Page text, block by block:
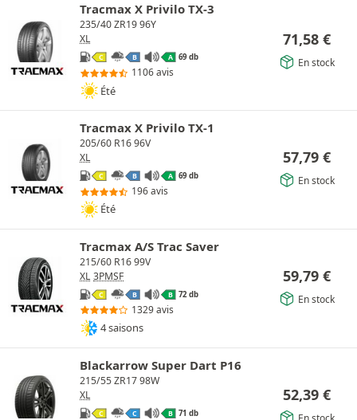
Tracmax X Privilo TX-3
235/40 ZR19 96Y
XL
C B A 69 db
1106 avis
Été
71,58 €
En stock
Tracmax X Privilo TX-1
205/60 R16 96V
XL
C B A 69 db
196 avis
Été
57,79 €
En stock
Tracmax A/S Trac Saver
215/60 R16 99V
XL 3PMSF
C B B 72 db
1329 avis
4 saisons
59,79 €
En stock
Blackarrow Super Dart P16
215/55 ZR17 98W
XL
C C B 71 db
52,39 €